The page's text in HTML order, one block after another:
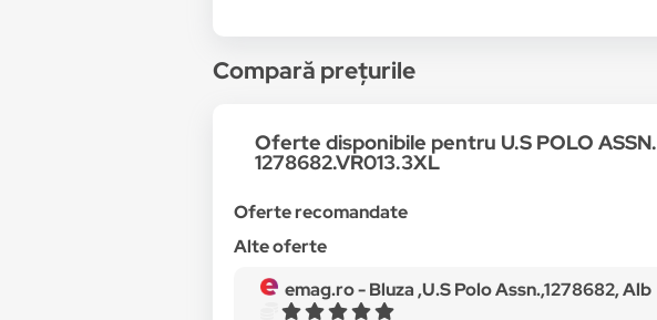
Compară prețurile
Oferte disponibile pentru U.S POLO ASSN.
1278682.VR013.3XL
Oferte recomandate
Alte oferte
emag.ro -Bluza ,U.S Polo Assn.,1278682, Alb